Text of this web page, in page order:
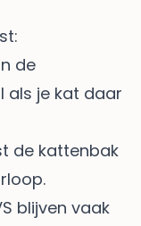
de
als je kat daar
de kattenbak
blijven vaak